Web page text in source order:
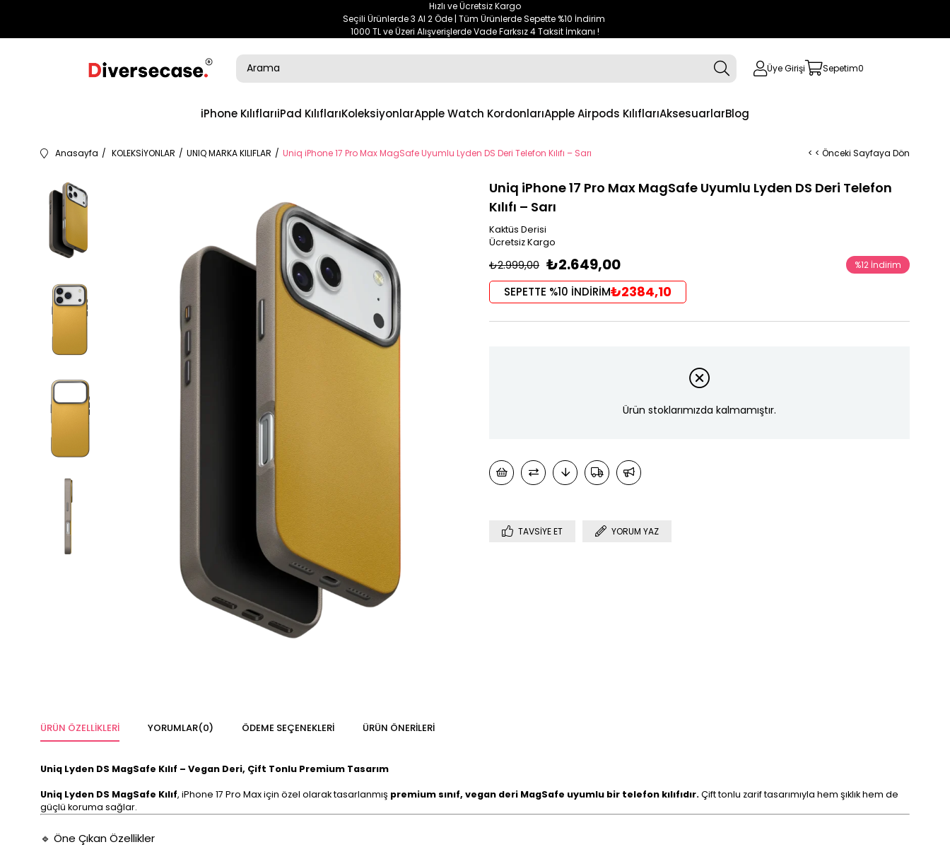
Hızlı ve Ücretsiz Kargo
Seçili Ürünlerde 3 Al 2 Öde | Tüm Ürünlerde Sepette %10 İndirim
1000 TL ve Üzeri Alışverişlerde Vade Farksız 4 Taksit İmkanı !
Üye Girişi Sepetim0
iPhone KılıflarıiPad KılıflarıKoleksiyonlarApple Watch KordonlarıApple Airpods KılıflarıAksesuarlarBlog
Anasayfa KOLEKSİYONLAR UNIQ MARKA KILIFLAR Uniq iPhone 17 Pro Max MagSafe Uyumlu Lyden DS Deri Telefon Kılıfı – Sarı < < Önceki Sayfaya Dön
Uniq iPhone 17 Pro Max MagSafe Uyumlu Lyden DS Deri Telefon
Kılıfı – Sarı
Kaktüs Derisi
Ücretsiz Kargo
₺2.999,00 ₺2.649,00 %12 İndirim
SEPETTE %10 İNDİRİM₺2384,10
Ürün stoklarımızda kalmamıştır.
TAVSIYE ET YORUM YAZ
ÜRÜN ÖZELLIKLERI YORUMLAR(0) ÖDEME SEÇENEKLERI ÜRÜN ÖNERILERI
Uniq Lyden DS MagSafe Kılıf – Vegan Deri, Çift Tonlu Premium Tasarım
Uniq Lyden DS MagSafe Kılıf, iPhone 17 Pro Max için özel olarak tasarlanmış premium sınıf, vegan deri MagSafe uyumlu bir telefon kılıfıdır.Çift tonlu zarif tasarımıyla hem şıklık hem de
güçlü koruma sağlar.
🔹 Öne Çıkan Özellikler